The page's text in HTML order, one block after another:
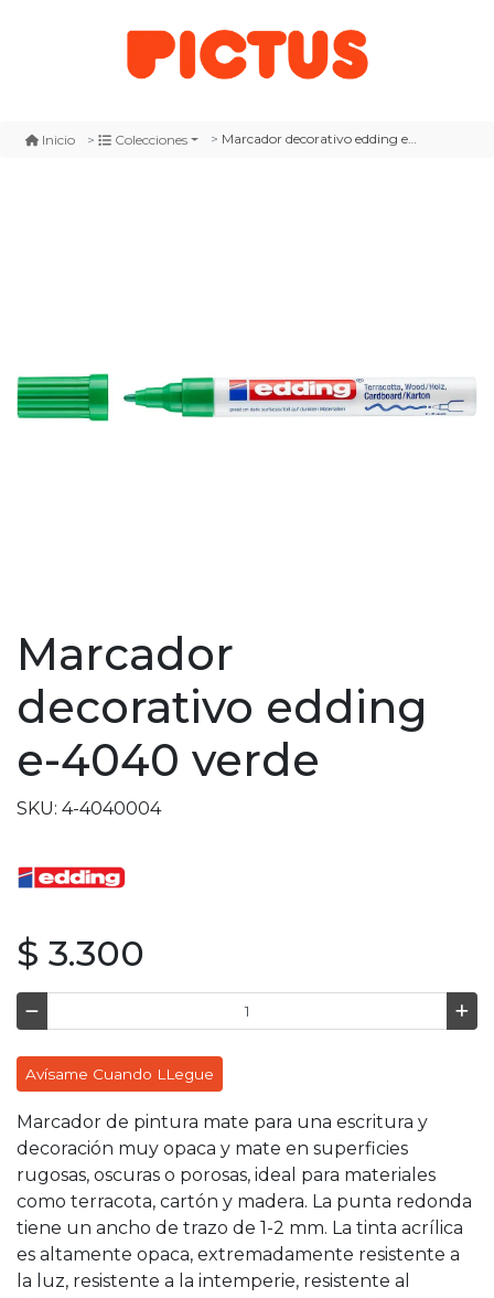
Inicio Colecciones Marcador decorativo edding e-4040 verde
Marcador
decorativo edding
e-4040 verde
SKU: 4-4040004
$ 3.300
Avísame Cuando LLegue
Marcador de pintura mate para una escritura y
decoración muy opaca y mate en superficies
rugosas, oscuras o porosas, ideal para materiales
como terracota, cartón y madera. La punta redonda
tiene un ancho de trazo de 1-2 mm. La tinta acrílica
es altamente opaca, extremadamente resistente a
la luz, resistente a la intemperie, resistente al